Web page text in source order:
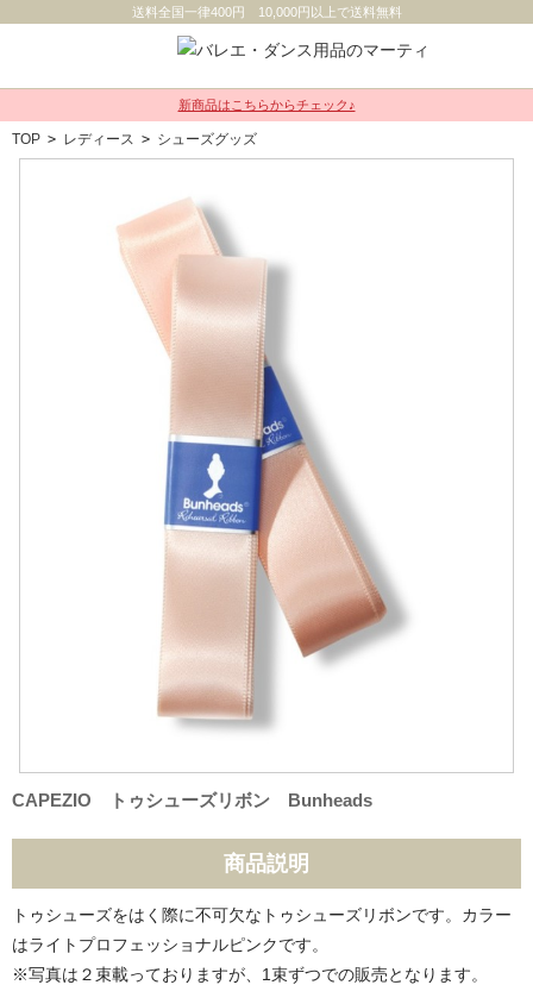
送料全国一律400円 10,000円以上で送料無料
新商品はこちらからチェック♪
TOP > レディース > シューズグッズ
CAPEZIO トゥシューズリボン Bunheads
商品説明
トゥシューズをはく際に不可欠なトゥシューズリボンです。カラー
はライトプロフェッショナルピンクです。
※写真は２束載っておりますが、1束ずつでの販売となります。